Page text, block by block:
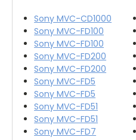
Sony MVC-CD1000
Sony MVC-FD100
Sony MVC-FD100
Sony MVC-FD200
Sony MVC-FD200
Sony MVC-FD5
Sony MVC-FD5
Sony MVC-FD51
Sony MVC-FD51
Sony MVC-FD7